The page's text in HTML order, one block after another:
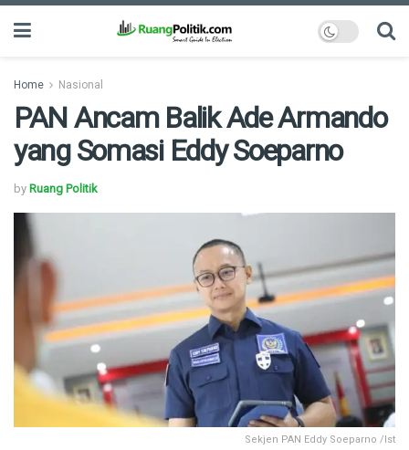
Home Nasional
PAN Ancam Balik Ade Armando
yang Somasi Eddy Soeparno
by Ruang Politik
Sekjen PAN Eddy Soeparno /Ist